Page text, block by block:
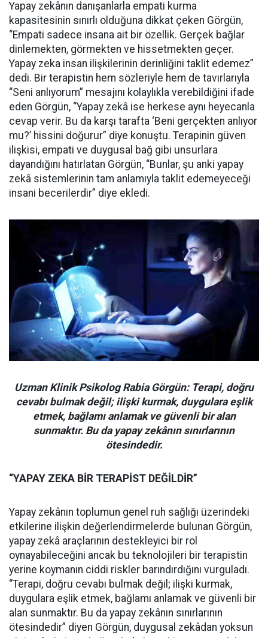
Yapay zekânın danışanlarla empati kurma
kapasitesinin sınırlı olduğuna dikkat çeken Görgün,
“Empati sadece insana ait bir özellik. Gerçek bağlar
dinlemekten, görmekten ve hissetmekten geçer.
Yapay zeka insan ilişkilerinin derinliğini taklit edemez”
dedi. Bir terapistin hem sözleriyle hem de tavırlarıyla
“Seni anlıyorum” mesajını kolaylıkla verebildiğini ifade
eden Görgün, “Yapay zekâ ise herkese aynı heyecanla
cevap verir. Bu da karşı tarafta ‘Beni gerçekten anlıyor
mu?’ hissini doğurur” diye konuştu. Terapinin güven
ilişkisi, empati ve duygusal bağ gibi unsurlara
dayandığını hatırlatan Görgün, “Bunlar, şu anki yapay
zekâ sistemlerinin tam anlamıyla taklit edemeyeceği
insani becerilerdir” diye ekledi.
Uzman Klinik Psikolog Rabia Görgün: Terapi, doğru
cevabı bulmak değil; ilişki kurmak, duygulara eşlik
etmek, bağlamı anlamak ve güvenli bir alan
sunmaktır. Bu da yapay zekânın sınırlarının
ötesindedir.
“YAPAY ZEKA BİR TERAPİST DEĞİLDİR”
Yapay zekânın toplumun genel ruh sağlığı üzerindeki
etkilerine ilişkin değerlendirmelerde bulunan Görgün,
yapay zekâ araçlarının destekleyici bir rol
oynayabileceğini ancak bu teknolojileri bir terapistin
yerine koymanın ciddi riskler barındırdığını vurguladı.
“Terapi, doğru cevabı bulmak değil; ilişki kurmak,
duygulara eşlik etmek, bağlamı anlamak ve güvenli bir
alan sunmaktır. Bu da yapay zekânın sınırlarının
ötesindedir” diyen Görgün, duygusal zekâdan yoksun